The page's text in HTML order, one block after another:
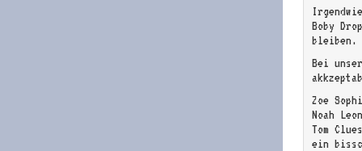
Boby
bleiben.
Bei
Zoe
Noah Leon
Tom
ein